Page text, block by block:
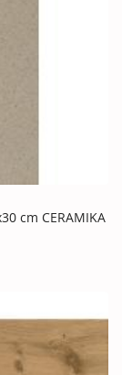
cm CERAMIKA